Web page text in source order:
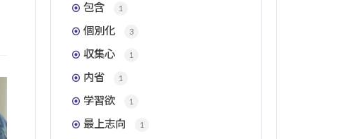
包含 1
個別化 3
収集心 1
内省 1
学習欲 1
最上志向 1